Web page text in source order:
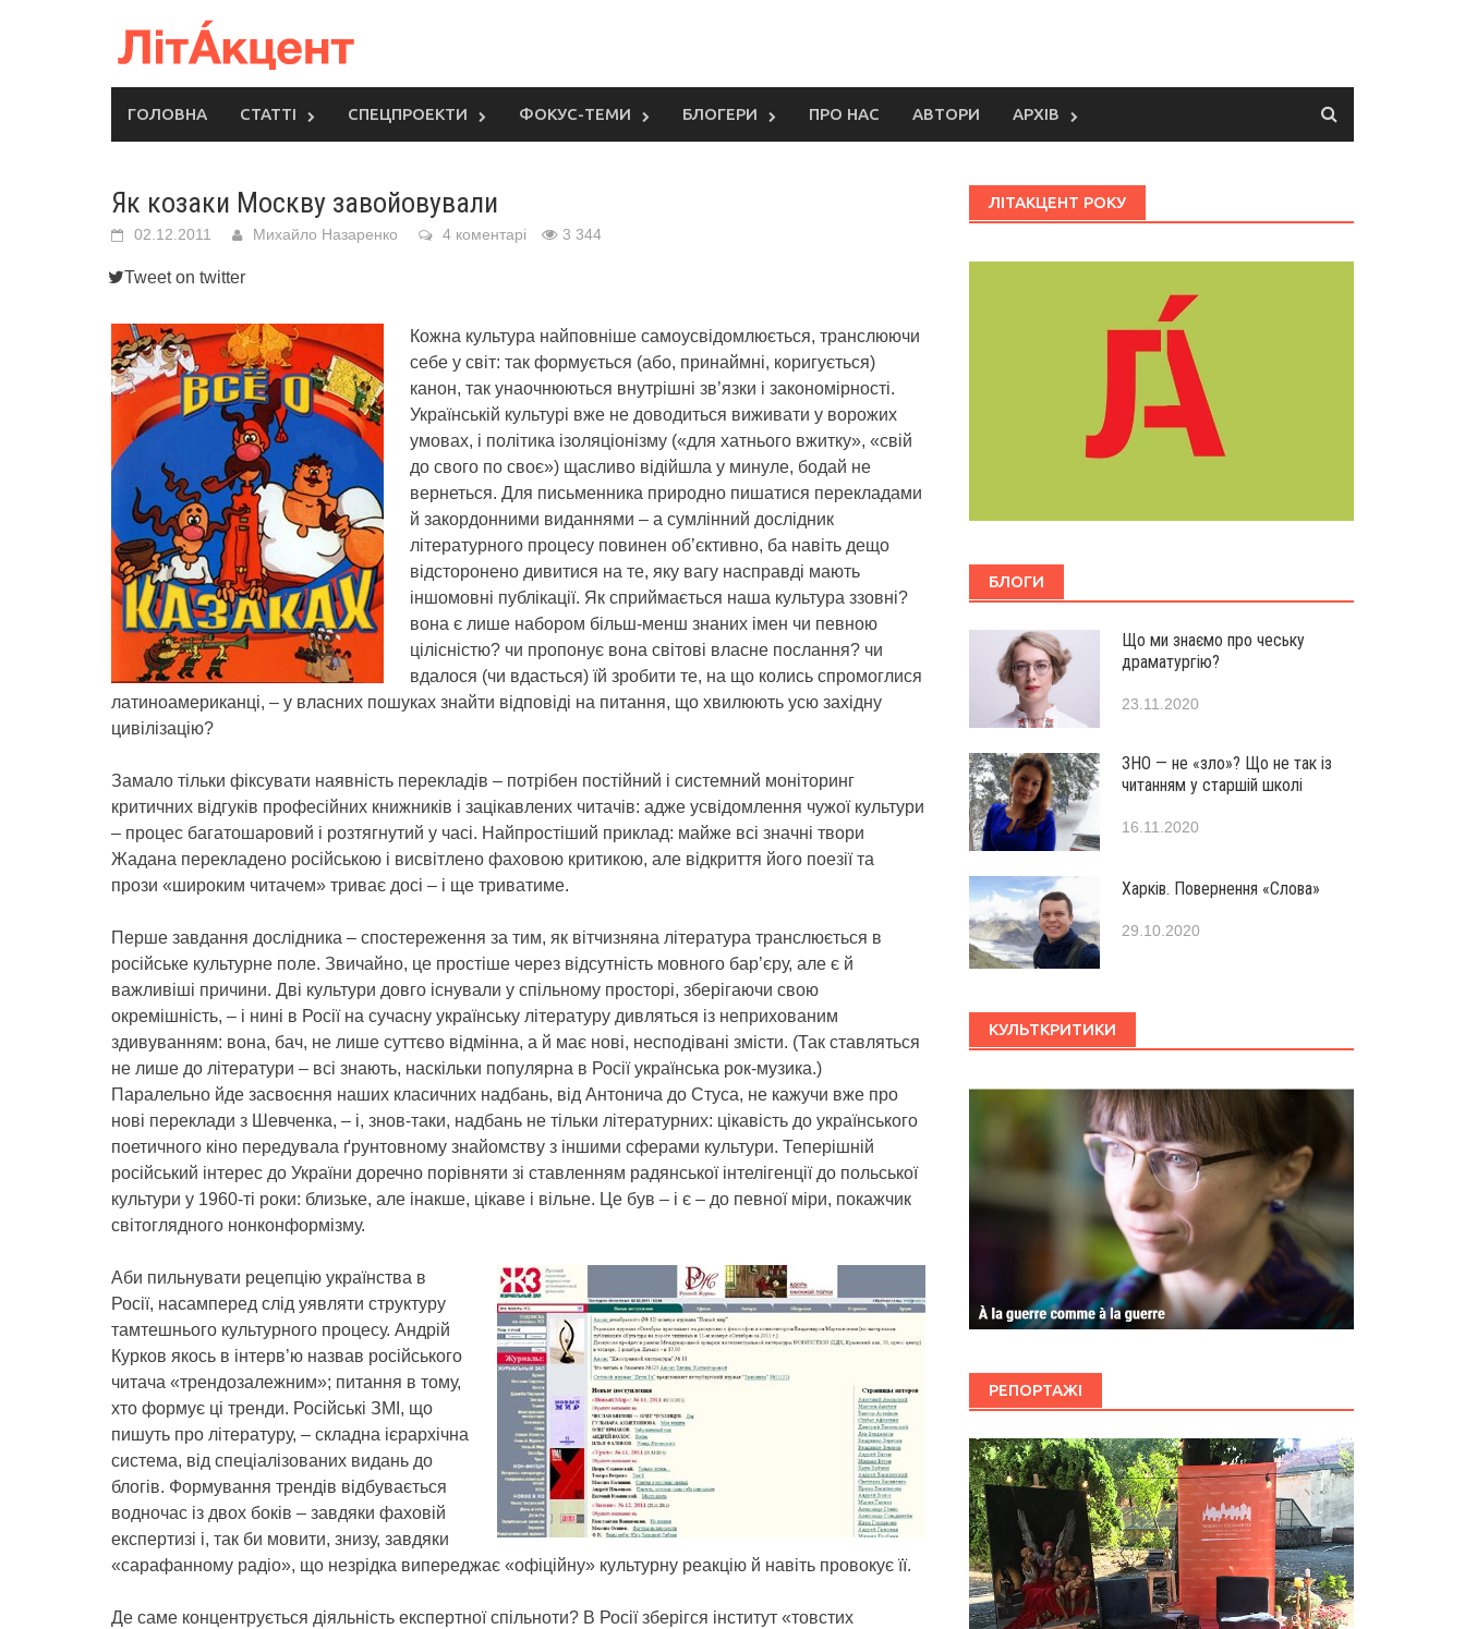
ГОЛОВНА СТАТТІ СПЕЦПРОЕКТИ ФОКУС-ТЕМИ БЛОГЕРИ ПРО НАС АВТОРИ АРХІВ
Як козаки Москву завойовували
02.12.2011 Михайло Назаренко 4 коментарі 3 344
Tweet on twitter
Кожна культура найповніше самоусвідомлюється, транслюючи
себе у світ: так формується (або, принаймні, коригується)
канон, так унаочнюються внутрішні зв’язки і закономірності.
Українській культурі вже не доводиться виживати у ворожих
умовах, і політика ізоляціонізму («для хатнього вжитку», «свій
до свого по своє») щасливо відійшла у минуле, бодай не
вернеться. Для письменника природно пишатися перекладами
й закордонними виданнями – а сумлінний дослідник
літературного процесу повинен об’єктивно, ба навіть дещо
відсторонено дивитися на те, яку вагу насправді мають
іншомовні публікації. Як сприймається наша культура ззовні?
вона є лише набором більш-менш знаних імен чи певною
цілісністю? чи пропонує вона світові власне послання? чи
вдалося (чи вдасться) їй зробити те, на що колись спромоглися
латиноамериканці, – у власних пошуках знайти відповіді на питання, що хвилюють усю західну
цивілізацію?
Замало тільки фіксувати наявність перекладів – потрібен постійний і системний моніторинг
критичних відгуків професійних книжників і зацікавлених читачів: адже усвідомлення чужої культури
– процес багатошаровий і розтягнутий у часі. Найпростіший приклад: майже всі значні твори
Жадана перекладено російською і висвітлено фаховою критикою, але відкриття його поезії та
прози «широким читачем» триває досі – і ще триватиме.
Перше завдання дослідника – спостереження за тим, як вітчизняна література транслюється в
російське культурне поле. Звичайно, це простіше через відсутність мовного бар’єру, але є й
важливіші причини. Дві культури довго існували у спільному просторі, зберігаючи свою
окремішність, – і нині в Росії на сучасну українську літературу дивляться із неприхованим
здивуванням: вона, бач, не лише суттєво відмінна, а й має нові, несподівані змісти. (Так ставляться
не лише до літератури – всі знають, наскільки популярна в Росії українська рок-музика.)
Паралельно йде засвоєння наших класичних надбань, від Антонича до Стуса, не кажучи вже про
нові переклади з Шевченка, – і, знов-таки, надбань не тільки літературних: цікавість до українського
поетичного кіно передувала ґрунтовному знайомству з іншими сферами культури. Теперішній
російський інтерес до України доречно порівняти зі ставленням радянської інтелігенції до польської
культури у 1960-ті роки: близьке, але інакше, цікаве і вільне. Це був – і є – до певної міри, покажчик
світоглядного нонконформізму.
Аби пильнувати рецепцію українства в
Росії, насамперед слід уявляти структуру
тамтешнього культурного процесу. Андрій
Курков якось в інтерв’ю назвав російського
читача «трендозалежним»; питання в тому,
хто формує ці тренди. Російські ЗМІ, що
пишуть про літературу, – складна ієрархічна
система, від спеціалізованих видань до
блогів. Формування трендів відбувається
водночас із двох боків – завдяки фаховій
експертизі і, так би мовити, знизу, завдяки
«сарафанному радіо», що незрідка випереджає «офіційну» культурну реакцію й навіть провокує її.
Де саме концентрується діяльність експертної спільноти? В Росії зберігся інститут «товстих
ЛІТАКЦЕНТ РОКУ
БЛОГИ
Що ми знаємо про чеську
драматургію?
23.11.2020
ЗНО — не «зло»? Що не так із
читанням у старшій школі
16.11.2020
Харків. Повернення «Слова»
29.10.2020
КУЛЬТКРИТИКИ
РЕПОРТАЖІ